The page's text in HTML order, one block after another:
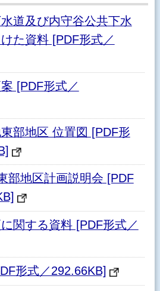
道及び内守谷公共下水
た資料 [PDF形式／
[PDF形式／
部地区 位置図 [PDF形
部地区計画説明会 [PDF
関する資料 [PDF形式／
形式／292.66KB]